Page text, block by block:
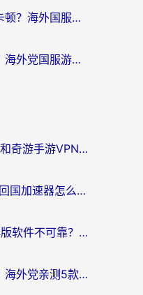
波兰怎么玩无悔华夏不卡顿？海外国服游戏加速器终极指南（附征途2萤火突击解决方案）
英国怎么玩叫我大掌柜？海外党国服游戏加速避坑指南（附实测推荐）
ChickCN VPN好用吗？和奇游手游VPN对比哪个回国效果更好？海外党亲测实用指南
海外党必看：PC VPN+回国加速器怎么选？无缝访问国内资源全攻略
海外党别踩坑！iOS破解版软件不可靠？教你选对回国加速器无缝看国内资源
雷神手游和快喵好用吗？海外党亲测5款回国加速器，附斧牛Bling对比+微信视频号解决办法